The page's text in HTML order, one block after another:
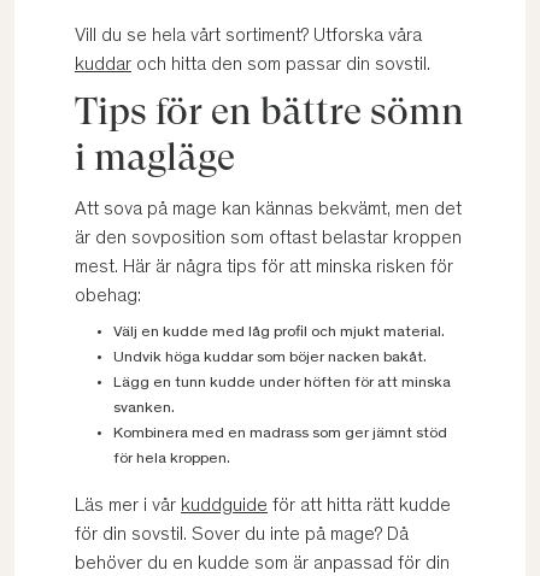
Vill du se hela vårt sortiment? Utforska våra
kuddar och hitta den som passar din sovstil.
Tips för en bättre sömn
i magläge
Att sova på mage kan kännas bekvämt, men det
är den sovposition som oftast belastar kroppen
mest. Här är några tips för att minska risken för
obehag:
Välj en kudde med låg profil och mjukt material.
Undvik höga kuddar som böjer nacken bakåt.
Lägg en tunn kudde under höften för att minska
svanken.
Kombinera med en madrass som ger jämnt stöd
för hela kroppen.
Läs mer i vår kuddguide för att hitta rätt kudde
för din sovstil. Sover du inte på mage? Då
behöver du en kudde som är anpassad för din